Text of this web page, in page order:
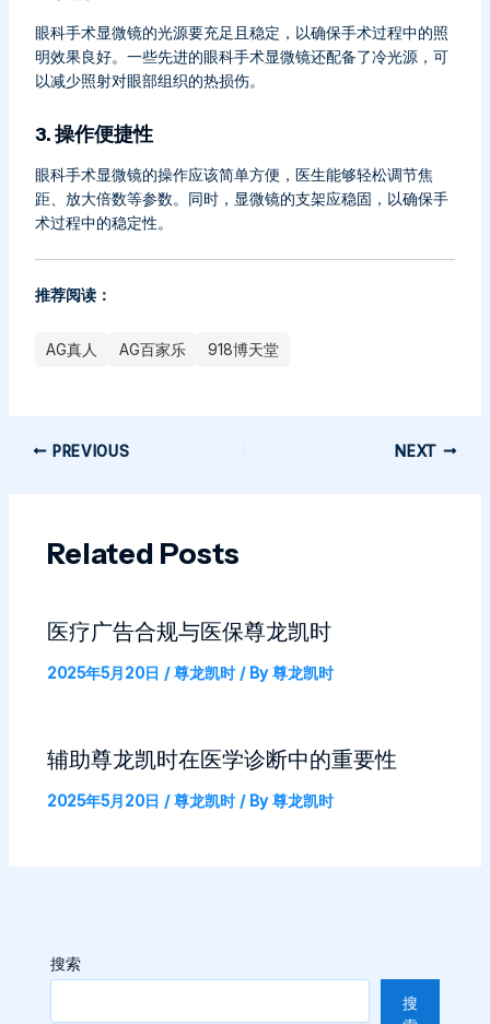
眼科手术显微镜的光源要充足且稳定，以确保手术过程中的照
明效果良好。一些先进的眼科手术显微镜还配备了冷光源，可
以减少照射对眼部组织的热损伤。
3. 操作便捷性
眼科手术显微镜的操作应该简单方便，医生能够轻松调节焦
距、放大倍数等参数。同时，显微镜的支架应稳固，以确保手
术过程中的稳定性。
推荐阅读：
AG真人 AG百家乐 918博天堂
PREVIOUS NEXT
Related Posts
医疗广告合规与医保尊龙凯时
2025年5月20日 /尊龙凯时/ By尊龙凯时
辅助尊龙凯时在医学诊断中的重要性
2025年5月20日 /尊龙凯时/ By尊龙凯时
搜索
搜